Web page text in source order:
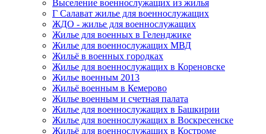
Выселение военнослужащих из жилья
Г Салават жилье для военнослужащих
ЖДО - жилье для военнослужащих
Жилье для военных в Геленджике
Жилье для военнослужащих МВД
Жильё в военных городках
Жилье для военнослужащих в Кореновске
Жилье военным 2013
Жильё военным в Кемерово
Жилье военным и счетная палата
Жилье для военнослужащих в Башкирии
Жилье для военнослужащих в Воскресенске
Жильё для военнослужащих в Костроме